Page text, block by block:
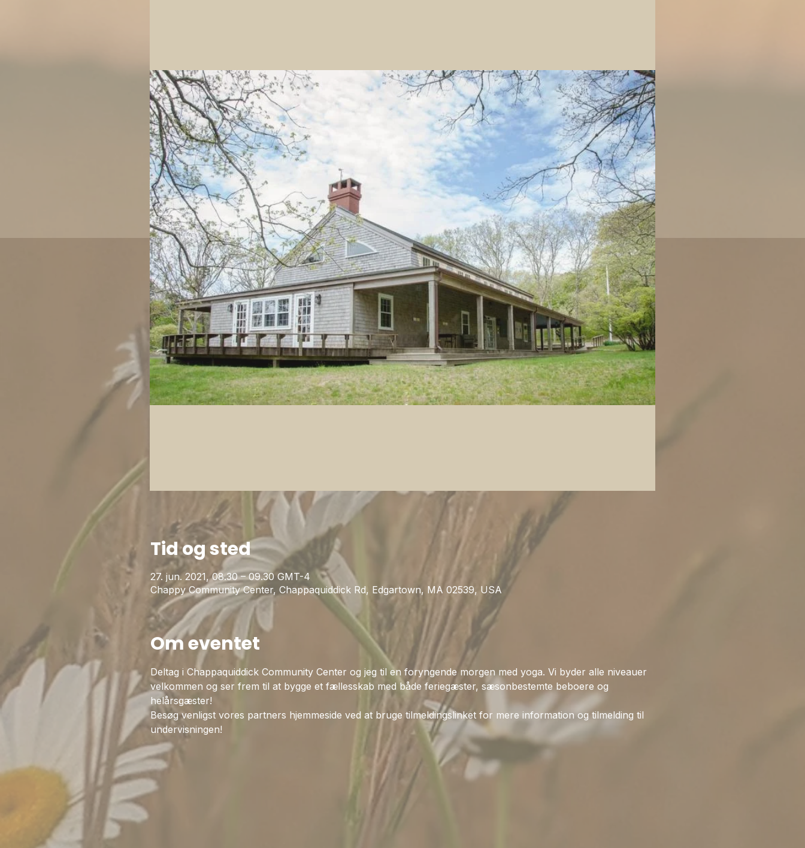
Tid og sted
27. jun. 2021, 08.30 – 09.30 GMT-4
Chappy Community Center, Chappaquiddick Rd, Edgartown, MA 02539, USA
Om eventet
Deltag i Chappaquiddick Community Center og jeg til en foryngende morgen med yoga. Vi byder alle niveauer
velkommen og ser frem til at bygge et fællesskab med både feriegæster, sæsonbestemte beboere og
helårsgæster!
Besøg venligst vores partners hjemmeside ved at bruge tilmeldingslinket for mere information og tilmelding til
undervisningen!